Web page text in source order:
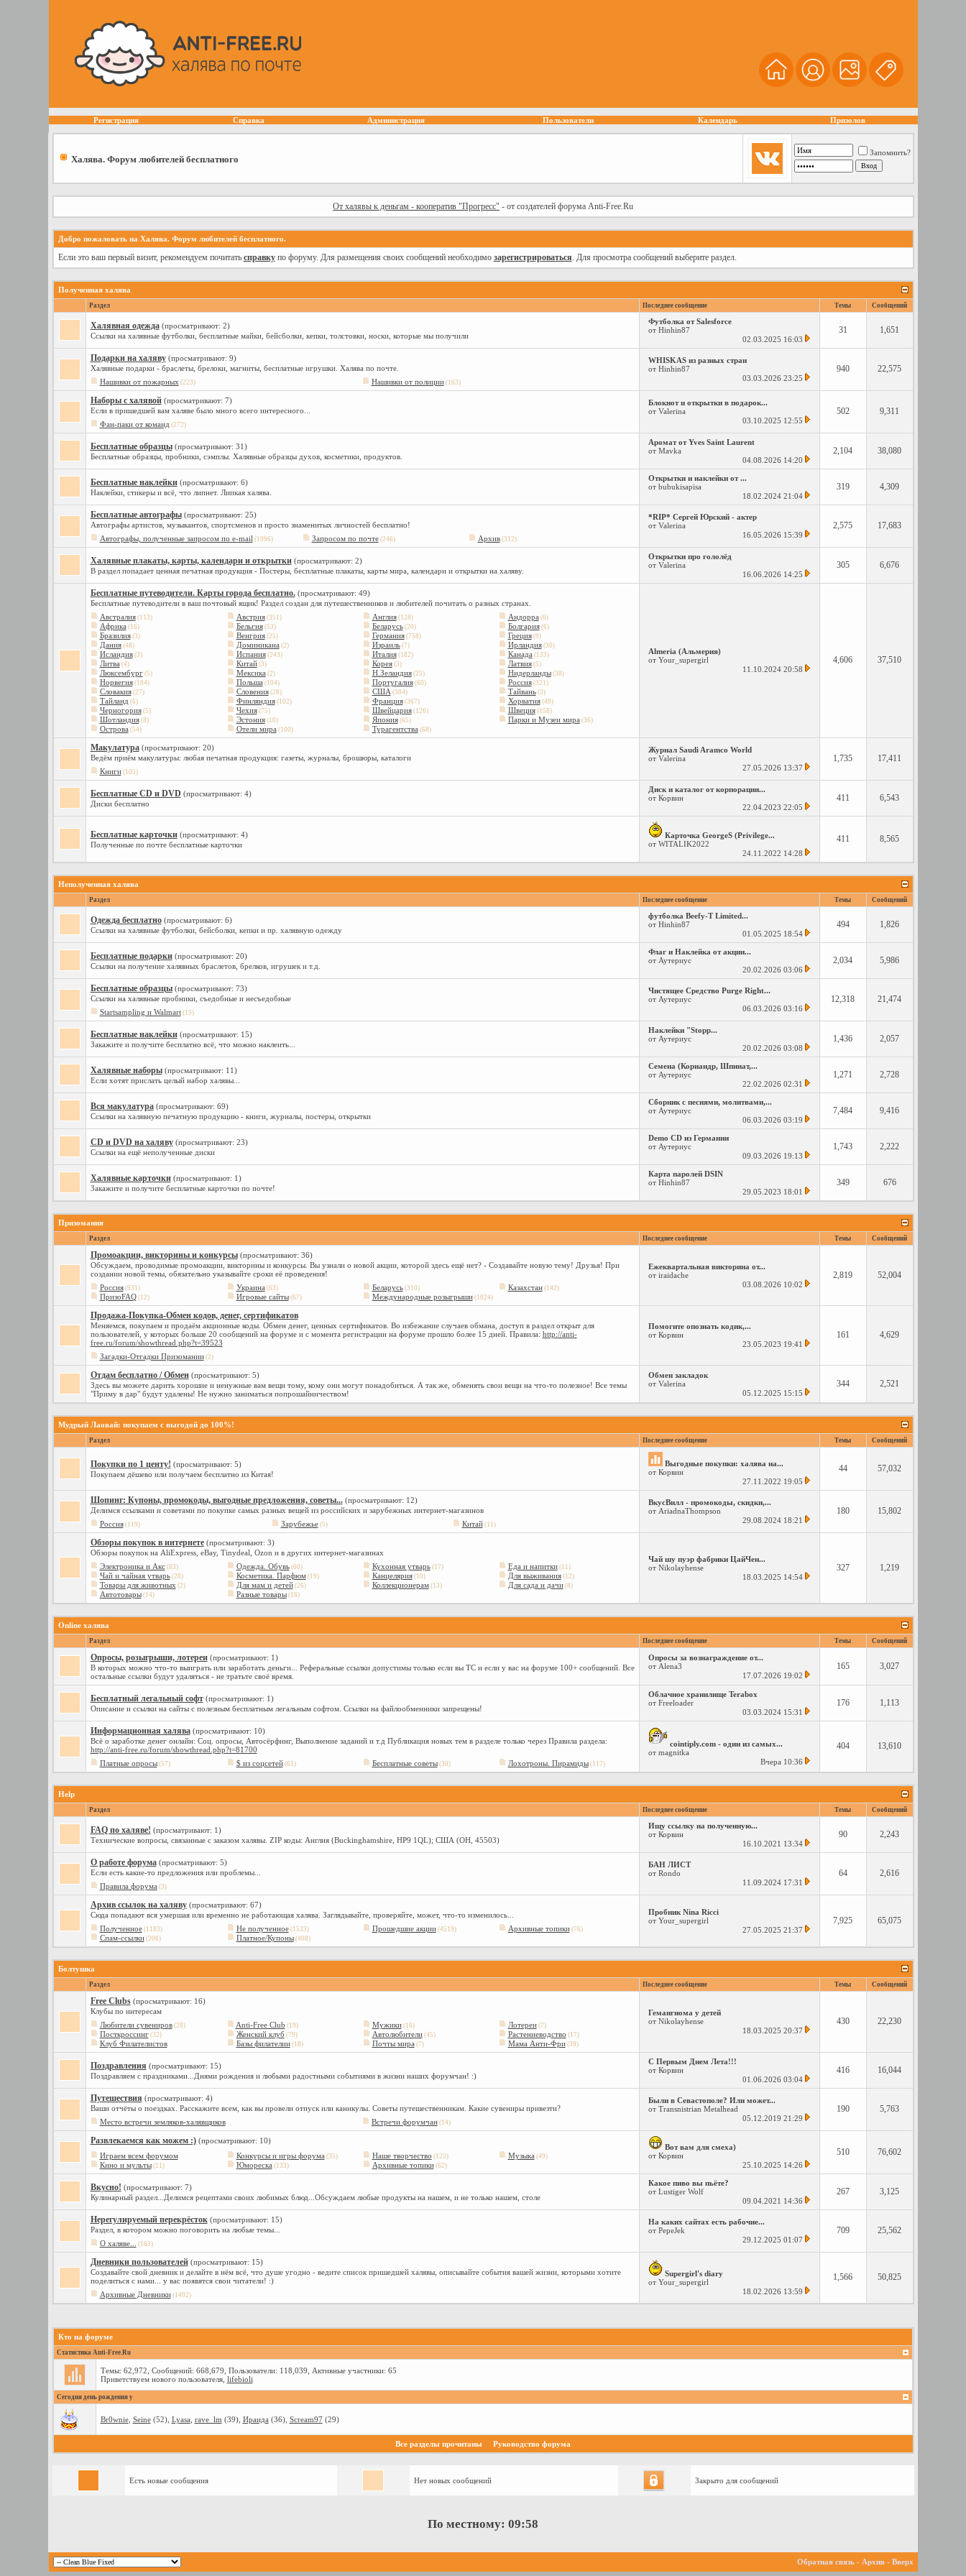
Регистрация Справка Администрация Пользователи Календарь Призолов
Халява. Форум любителей бесплатного
Запомнить?
От халявы к деньгам - кооператив "Прогресс" - от создателей форума Anti-Free.Ru
Добро пожаловать на Халява. Форум любителей бесплатного.
Если это ваш первый визит, рекомендуем почитать справкупо форуму. Для размещения своих сообщений необходимо зарегистрироваться. Для просмотра сообщений выберите раздел.
Полученная халява
Раздел Последнее сообщение Темы Сообщений
Халявная одежда (просматривают: 2)
Ссылки на халявные футболки, бесплатные майки, бейсболки, кепки, толстовки, носки, которые мы получили
Футболка от Salesforce
от Hinhin87
02.03.2025 16:03
31 1,651
Подарки на халяву (просматривают: 9)
Халявные подарки - браслеты, брелоки, магниты, бесплатные игрушки. Халява по почте.
Нашивки от пожарных(223) Нашивки от полиции(163)
WHISKAS из разных стран
от Hinhin87
03.03.2026 23:25
940 22,575
Наборы с халявой (просматривают: 7)
Если в пришедшей вам халяве было много всего интересного...
Фан-паки от команд (272)
Блокнот и открытки в подарок...
от Valerina
03.10.2025 12:55
502 9,311
Бесплатные образцы (просматривают: 31)
Бесплатные образцы, пробники, сэмплы. Халявные образцы духов, косметики, продуктов.
Аромат от Yves Saint Laurent
от Mavka
04.08.2026 14:20
2,104 38,080
Бесплатные наклейки (просматривают: 6)
Наклейки, стикеры и всё, что липнет. Липкая халява.
Открытки и наклейки от ...
от bubukisapisa
18.02.2024 21:04
319 4,309
Бесплатные автографы (просматривают: 25)
Автографы артистов, музыкантов, спортсменов и просто знаменитых личностей бесплатно!
Автографы, полученные запросом по e-mail(1996) Запросом по почте(246) Архив(312)
*RIP* Сергей Юрский - актер
от Valerina
16.05.2026 15:39
2,575 17,683
Халявные плакаты, карты, календари и открытки (просматривают: 2)
В раздел попадает ценная печатная продукция - Постеры, бесплатные плакаты, карты мира, календари и открытки на халяву.
Открытки про гололёд
от Valerina
16.06.2026 14:25
305 6,676
Бесплатные путеводители. Карты города бесплатно. (просматривают: 49)
Бесплатные путеводители в ваш почтовый ящик! Раздел создан для путешественников и любителей почитать о разных странах.
Австралия(113) Австрия(351) Англия(128) Андорра(6)
Африка(16) Бельгия(53) Беларусь(20) Болгария(6)
Бразилия(3) Венгрия(25) Германия(758) Греция(9)
Дания(48) Доминикана(2) Израиль(7) Ирландия(30)
Исландия(3) Испания(243) Италия(182) Канада(133)
Литва(4) Китай(3) Корея(3) Латвия(5)
Люксембург(5) Мексика(2) Н.Зеландия(25) Нидерланды(38)
Норвегия(184) Польша(104) Португалия(60) Россия(321)
Словакия(27) Словения(28) США(384) Тайвань(3)
Тайланд (6) Финляндия(102) Франция(367) Хорватия(49)
Черногория(5) Чехия(75) Швейцария(126) Швеция(158)
Шотландия(8) Эстония(10) Япония(65) Парки и Музеи мира(36)
Острова(54) Отели мира(100) Турагентства(68)
Almeria (Альмерия)
от Your_supergirl
11.10.2024 20:58
4,606 37,510
Макулатура (просматривают: 20)
Ведём приём макулатуры: любая печатная продукция: газеты, журналы, брошюры, каталоги
Книги(105)
Журнал Saudi Aramco World
от Valerina
27.05.2026 13:37
1,735 17,411
Бесплатные CD и DVD (просматривают: 4)
Диски бесплатно
Диск и каталог от корпорации...
от Корвин
22.04.2023 22:05
411 6,543
Бесплатные карточки (просматривают: 4)
Полученные по почте бесплатные карточки
Карточка GeorgeS (Privilege...
от WITALIK2022
24.11.2022 14:28
411 8,565
Неполученная халява
Раздел Последнее сообщение Темы Сообщений
Одежда бесплатно (просматривают: 6)
Ссылки на халявные футболки, бейсболки, кепки и пр. халявную одежду
футболкa Beefy-T Limited...
от Hinhin87
01.05.2025 18:54
494 1,826
Бесплатные подарки (просматривают: 20)
Ссылки на получение халявных браслетов, брелков, игрушек и т.д.
Флаг и Наклейка от акции...
от Аутериус
20.02.2026 03:06
2,034 5,986
Бесплатные образцы (просматривают: 73)
Ссылки на халявные пробники, съедобные и несъедобные
Startsampling и Walmart(15)
Чистящее Средство Purge Right...
от Аутериус
06.03.2026 03:16
12,318 21,474
Бесплатные наклейки (просматривают: 15)
Закажите и получите бесплатно всё, что можно наклеить...
Наклейки "Stopp...
от Аутериус
20.02.2026 03:08
1,436 2,057
Халявные наборы (просматривают: 11)
Если хотят прислать целый набор халявы...
Семена (Кориандр, Шпинат,...
от Аутериус
22.02.2026 02:31
1,271 2,728
Вся макулатура (просматривают: 69)
Ссылки на халявную печатную продукцию - книги, журналы, постеры, открытки
Сборник с песнями, молитвами,...
от Аутериус
06.03.2026 03:19
7,484 9,416
CD и DVD на халяву (просматривают: 23)
Ссылки на ещё неполученные диски
Demo CD из Германии
от Аутериус
09.03.2026 19:13
1,743 2,222
Халявные карточки (просматривают: 1)
Закажите и получите бесплатные карточки по почте!
Карта паролей DSIN
от Hinhin87
29.05.2023 18:01
349 676
Призомания
Раздел Последнее сообщение Темы Сообщений
Промоакции, викторины и конкурсы (просматривают: 36)
Обсуждаем, проводимые промоакции, викторины и конкурсы. Вы узнали о новой акции, которой здесь ещё нет? - Создавайте новую тему! Друзья! При
создании новой темы, обязательно указывайте сроки её проведения!
Россия(931) Украина(63) Беларусь(310) Казахстан(142)
ПризоFAQ(12) Игровые сайты(67) Международные розыгрыши(1024)
Ежеквартальная викторина от...
от iraidache
03.08.2026 10:02
2,819 52,004
Продажа-Покупка-Обмен кодов, денег, сертификатов
Меняемся, покупаем и продаём акционные коды. Обмен денег, ценных сертификатов. Во избежание случаев обмана, доступ в раздел открыт для
пользователей, у которых больше 20 сообщений на форуме и с момента регистрации на форуме прошло более 15 дней. Правила: http://anti-
free.ru/forum/showthread.php?t=39523
Загадки-Отгадки Призомании(2)
Помогите опознать кодик,...
от Корвин
23.05.2023 19:41
161 4,629
Отдам бесплатно / Обмен (просматривают: 5)
Здесь вы можете дарить хорошие и ненужные вам вещи тому, кому они могут понадобиться. А так же, обменять свои вещи на что-то полезное! Все темы
"Приму в дар" будут удалены! Не нужно заниматься попрошайничеством!
Обмен закладок
от Valerina
05.12.2025 15:15
344 2,521
Мудрый Лаовай: покупаем с выгодой до 100%!
Раздел Последнее сообщение Темы Сообщений
Покупки по 1 центу! (просматривают: 5)
Покупаем дёшево или получаем бесплатно из Китая!
Выгодные покупки: халява на...
от Корвин
27.11.2022 19:05
44 57,032
Шопинг: Купоны, промокоды, выгодные предложения, советы... (просматривают: 12)
Делимся ссылками и советами по покупке самых разных вещей из российских и зарубежных интернет-магазинов
Россия(119) Зарубежье(5) Китай(11)
ВкусВилл - промокоды, скидки,...
от AriadnaThompson
29.08.2024 18:21
180 15,802
Обзоры покупок в интернете (просматривают: 3)
Обзоры покупок на AliExpress, eBay, Tinydeal, Ozon и в других интернет-магазинах
Электроника и Акс(83) Одежда. Обувь(60) Кухонная утварь(17) Еда и напитки(11)
Чай и чайная утварь(28) Косметика. Парфюм(19) Канцелярия(10) Для выживания(12)
Товары для животных(2) Для мам и детей(26) Коллекционерам(13) Для сада и дачи(8)
Автотовары(14) Разные товары(16)
Чай шу пуэр фабрики ЦайЧен...
от Nikolayhense
18.03.2025 14:54
327 1,219
Online халява
Раздел Последнее сообщение Темы Сообщений
Опросы, розыгрыши, лотереи (просматривают: 1)
В которых можно что-то выиграть или заработать деньги... Реферальные ссылки допустимы только если вы ТС и если у вас на форуме 100+ сообщений. Все
остальные ссылки будут удаляться - не тратьте своё время.
Опросы за вознаграждение от...
от Alena3
17.07.2026 19:02
165 3,027
Бесплатный легальный софт (просматривают: 1)
Описание и ссылки на сайты с полезным бесплатным легальным софтом. Ссылки на файлообменники запрещены!
Облачное хранилище Terabox
от Freeloader
03.03.2024 15:31
176 1,113
Информационная халява (просматривают: 10)
Всё о заработке денег онлайн: Соц. опросы, Автосёрфинг, Выполнение заданий и т.д Публикация новых тем в разделе только через Правила раздела:
http://anti-free.ru/forum/showthread.php?t=81700
Платные опросы(57) $ из соцсетей(61) Бесплатные советы(30) Лохотроны. Пирамиды(117)
cointiply.com - один из самых...
от magnitka
Вчера 10:36
404 13,610
Help
Раздел Последнее сообщение Темы Сообщений
FAQ по халяве! (просматривают: 1)
Технические вопросы, связанные с заказом халявы. ZIP коды: Англия (Buckinghamshire, HP9 1QL); США (OH, 45503)
Ищу ссылку на полученную...
от Корвин
16.10.2021 13:34
90 2,243
О работе форума (просматривают: 5)
Если есть какие-то предложения или проблемы...
Правила форума(3)
БАН ЛИСТ
от Rondo
11.09.2024 17:31
64 2,616
Архив ссылок на халяву (просматривают: 67)
Сюда попадают вся умершая или временно не работающая халява. Заглядывайте, проверяйте, может, что-то изменилось...
Полученное(1183) Не полученное(1533) Прошедшие акции(4519) Архивные топики(76)
Спам-ссылки(206) Платное/Купоны(408)
Пробник Nina Ricci
от Your_supergirl
27.05.2025 21:37
7,925 65,075
Болтушка
Раздел Последнее сообщение Темы Сообщений
Free Сlubs (просматривают: 16)
Клубы по интересам
Любители сувениров(28) Anti-Free Club (19) Мужики(16) Лотереи(7)
Посткроссинг(32) Женский клуб(79) Автолюбители(45) Растениеводство (17)
Клуб Филателистов Базы филателии(18) Почты мира(7) Мама Анти-Фри(39)
Гемангиома у детей
от Nikolayhense
18.03.2025 20:37
430 22,230
Поздравления (просматривают: 15)
Поздравляем с праздниками...Днями рождения и любыми радостными событиями в жизни наших форумчан! :)
С Первым Днем Лета!!!
от Корвин
01.06.2026 03:04
416 16,044
Путешествия (просматривают: 4)
Ваши отчёты о поездках. Расскажите всем, как вы провели отпуск или каникулы. Советы путешественникам. Какие сувениры привезти?
Место встречи земляков-халявщиков
Встречи форумчан(14)
Были в Севастополе? Или может...
от Transnistrian Metalhead
05.12.2019 21:29
190 5,763
Развлекаемся как можем :) (просматривают: 10)
Играем всем форумом
Конкурсы и игры форума(35) Наше творчество (123) Музыка(49)
Кино и мульты(11) Юмореска(133) Архивные топики(62)
Вот вам для смеха)
от Корвин
25.10.2025 14:26
510 76,602
Вкусно! (просматривают: 7)
Кулинарный раздел...Делимся рецептами своих любимых блюд...Обсуждаем любые продукты на нашем, и не только нашем, столе
Какое пиво вы пьёте?
от Lustiger Wolf
09.04.2021 14:36
267 3,125
Нерегулируемый перекрёсток (просматривают: 15)
Раздел, в котором можно поговорить на любые темы...
О халяве...
(163)
На каких сайтах есть рабочие...
от PepeJek
29.12.2025 01:07
709 25,562
Дневники пользователей (просматривают: 15)
Создавайте свой дневник и делайте в нём всё, что душе угодно - ведите список пришедшей халявы, описывайте события вашей жизни, которыми хотите
поделиться с нами... у вас появятся свои читатели! :)
Архивные Дневники(1492)
Supergirl's diary
от Your_supergirl
18.02.2026 13:59
1,566 50,825
Кто на форуме
Статистика Anti-Free.Ru
Темы: 62,972, Сообщений: 668,679, Пользователи: 118,039,
Активные участники: 65
Приветствуем нового пользователя, lifebioli
Сегодня день рождения у
Br0wnie, Seine (52), Lyasa rave_lm (39), Ираида (36), Scream97 (29)
Все разделы прочитаны Руководство форума
Есть новые сообщения Нет новых сообщений Закрыто для сообщений
По местному: 09:58
Обратная связь- Архив- Вверх